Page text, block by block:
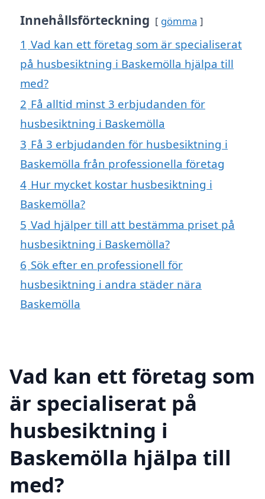
Innehållsförteckning gömma
1 Vad kan ett företag som är specialiserat
på husbesiktning i Baskemölla hjälpa till
med?
2 Få alltid minst 3 erbjudanden för
husbesiktning i Baskemölla
3 Få 3 erbjudanden för husbesiktning i
Baskemölla från professionella företag
4 Hur mycket kostar husbesiktning i
Baskemölla?
5 Vad hjälper till att bestämma priset på
husbesiktning i Baskemölla?
6 Sök efter en professionell för
husbesiktning i andra städer nära
Baskemölla
Vad kan ett företag som
är specialiserat på
husbesiktning i
Baskemölla hjälpa till
med?